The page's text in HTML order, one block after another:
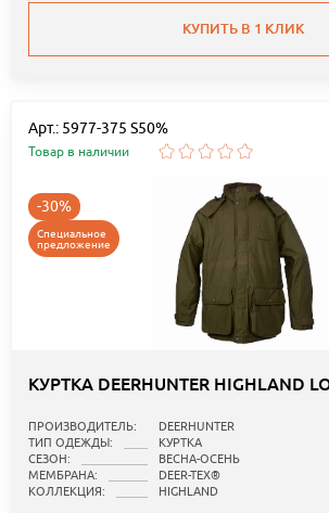
КУПИТЬ В 1 КЛИК
Арт.: 5977-375 S50%
Товар в наличии
-30%
Специальное
предложение
КУРТКА DEERHUNTER HIGHLAND
ПРОИЗВОДИТЕЛЬ:
DEERHUNTER
ТИП ОДЕЖДЫ:
КУРТКА
СЕЗОН:
ВЕСНА-ОСЕНЬ
МЕМБРАНА:
DEER-TEX®
КОЛЛЕКЦИЯ:
HIGHLAND